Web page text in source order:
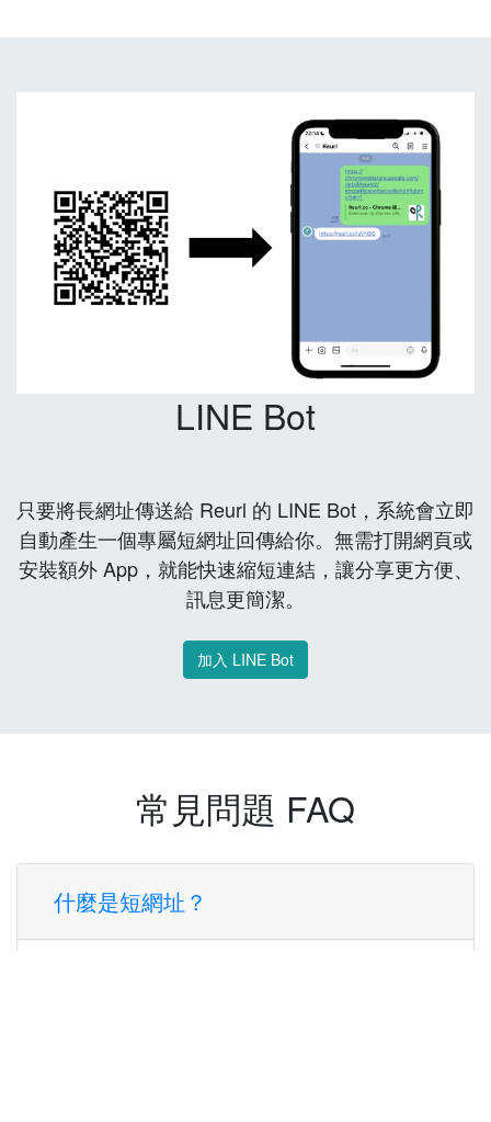
LINE Bot
只要將長網址傳送給 Reurl 的 LINE Bot，系統會立即
自動產生一個專屬短網址回傳給你。無需打開網頁或
安裝額外 App，就能快速縮短連結，讓分享更方便、
訊息更簡潔。
加入 LINE Bot
常見問題 FAQ
什麼是短網址？